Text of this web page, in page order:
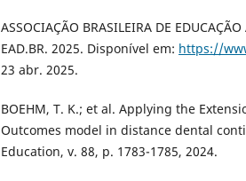
ASSOCIAÇÃO BRASILEIRA DE
EAD.BR. 2025. Disponível em: https://
23 abr. 2025.
BOEHM, T. K.; et al. Applying the
Outcomes model in distance dental
Education, v. 88, p. 1783-1785, 2024.